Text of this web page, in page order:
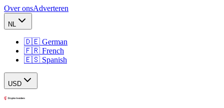
Over onsAdverteren
NL
🇩🇪 German
🇫🇷 French
🇪🇸 Spanish
USD